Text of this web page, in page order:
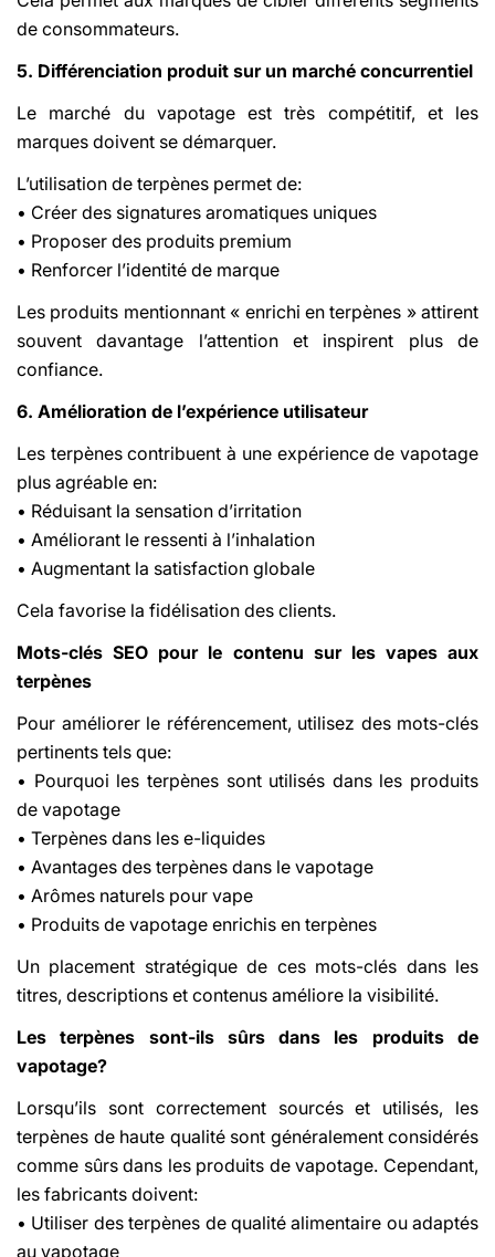
de consommateurs.
5. Différenciation produit sur un marché concurrentiel
Le marché du vapotage est très compétitif, et les
marques doivent se démarquer.
L’utilisation de terpènes permet de:
• Créer des signatures aromatiques uniques
• Proposer des produits premium
• Renforcer l’identité de marque
Les produits mentionnant « enrichi en terpènes » attirent
souvent davantage l’attention et inspirent plus de
confiance.
6. Amélioration de l’expérience utilisateur
Les terpènes contribuent à une expérience de vapotage
plus agréable en:
• Réduisant la sensation d’irritation
• Améliorant le ressenti à l’inhalation
• Augmentant la satisfaction globale
Cela favorise la fidélisation des clients.
Mots-clés SEO pour le contenu sur les vapes aux
terpènes
Pour améliorer le référencement, utilisez des mots-clés
pertinents tels que:
• Pourquoi les terpènes sont utilisés dans les produits
de vapotage
• Terpènes dans les e-liquides
• Avantages des terpènes dans le vapotage
• Arômes naturels pour vape
• Produits de vapotage enrichis en terpènes
Un placement stratégique de ces mots-clés dans les
titres, descriptions et contenus améliore la visibilité.
Les terpènes sont-ils sûrs dans les produits de
vapotage?
Lorsqu’ils sont correctement sourcés et utilisés, les
terpènes de haute qualité sont généralement considérés
comme sûrs dans les produits de vapotage. Cependant,
les fabricants doivent:
• Utiliser des terpènes de qualité alimentaire ou adaptés
au vapotage